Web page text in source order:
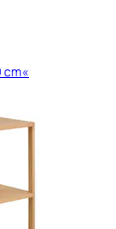
cm«